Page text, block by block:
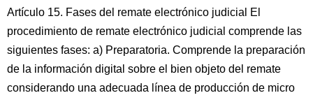
Artículo 15. Fases del remate electrónico judicial El
procedimiento de remate electrónico judicial comprende las
siguientes fases: a) Preparatoria. Comprende la preparación
de la información digital sobre el bien objeto del remate
considerando una adecuada línea de producción de micro